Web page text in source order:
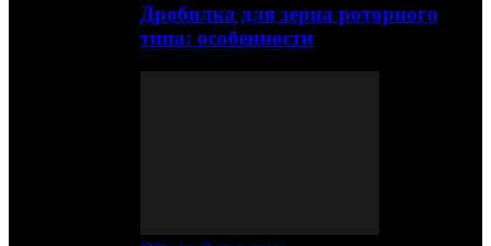
Дробилка для зерна роторного
типа: особенности